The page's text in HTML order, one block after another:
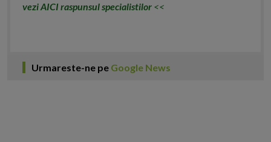
vezi AICI raspunsul specialistilor <<
Urmareste-ne pe Google News